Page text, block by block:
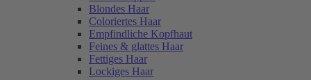
Blondes Haar
Coloriertes Haar
Empfindliche Kopfhaut
Feines & glattes Haar
Fettiges Haar
Lockiges Haar